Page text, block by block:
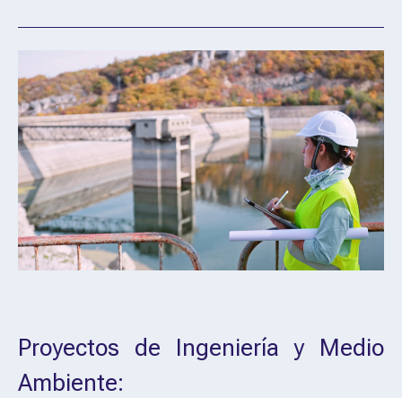
Proyectos de Ingeniería y Medio
Ambiente: